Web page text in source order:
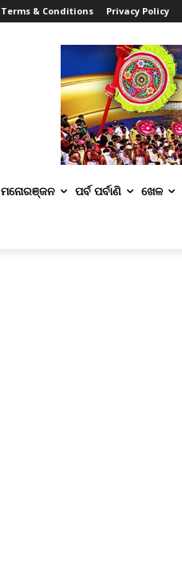
Terms & Conditions Privacy Policy
ମନୋରଞ୍ଜନ ପର୍ବ ପର୍ବାଣି ଖେଳ